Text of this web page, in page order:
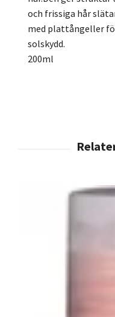
och frissiga hår
med plattångeller
solskydd.
200ml